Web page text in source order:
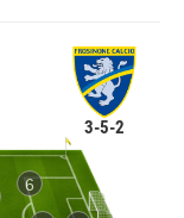
3-5-2
6